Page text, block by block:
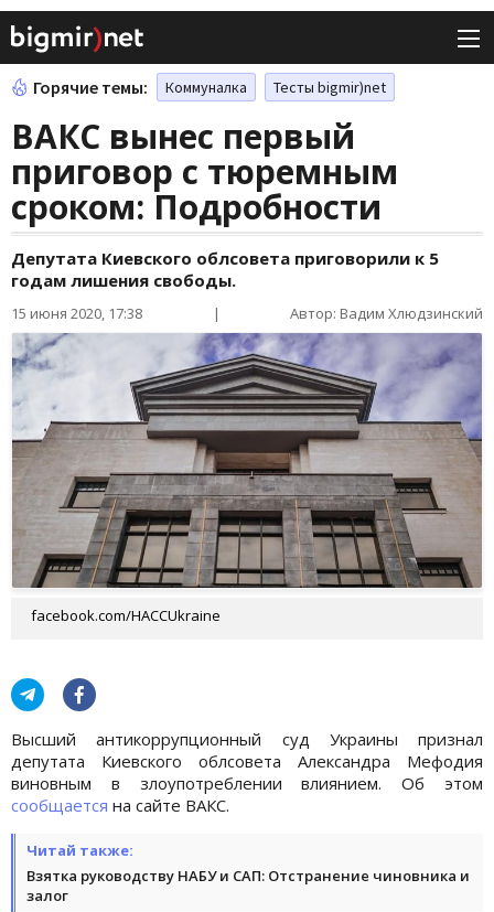
Горячие темы: Коммуналка Тесты bigmir)net
ВАКС вынес первый
приговор с тюремным
сроком: Подробности
Депутата Киевского облсовета приговорили к 5
годам лишения свободы.
15 июня 2020, 17:38 | Автор: Вадим Хлюдзинский
facebook.com/HACCUkraine
Высший антикоррупционный суд Украины признал
депутата Киевского облсовета Александра Мефодия
виновным в злоупотреблении влиянием. Об этом
сообщается на сайте ВАКС.
Читай также:
Взятка руководству НАБУ и САП: Отстранение чиновника и
залог